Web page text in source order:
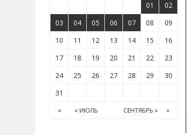
01
02
03
04 05 06 07 08
09
10
11 12 13 14 15
16
17
18 19 20 21 22
23
24
25 26 27 28 29
30
31
« « ИЮЛЬ СЕНТЯБРЬ » »